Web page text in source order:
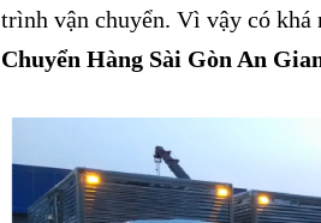
trình vận chuyển. Vì vậy có
Chuyển Hàng Sài Gòn An